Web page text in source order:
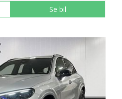
Se bil